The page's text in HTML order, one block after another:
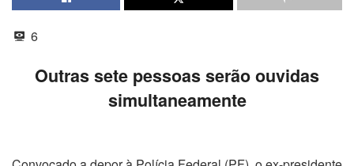
6
Outras sete pessoas serão ouvidas
simultaneamente